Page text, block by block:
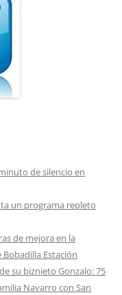
de silencio en
un programa repleto
de mejora en la
Estación
su biznieto Gonzalo: 75
Navarro con San